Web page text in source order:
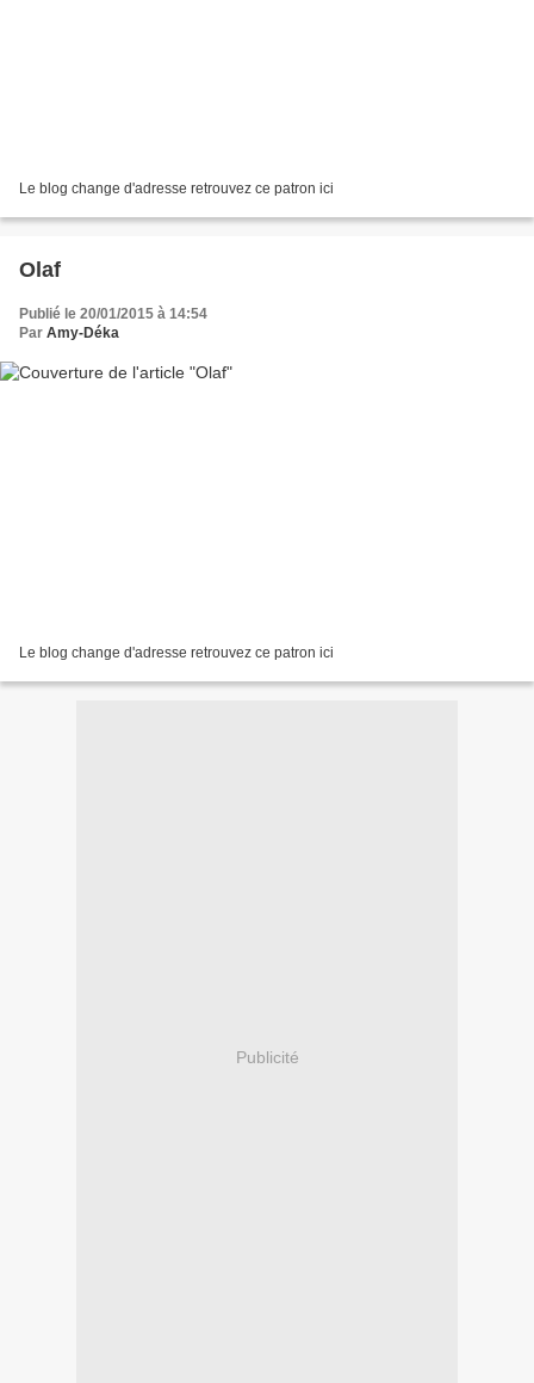
Le blog change d'adresse retrouvez ce patron ici
Olaf
Publié le 20/01/2015 à 14:54
Par Amy-Déka
Le blog change d'adresse retrouvez ce patron ici
Publicité